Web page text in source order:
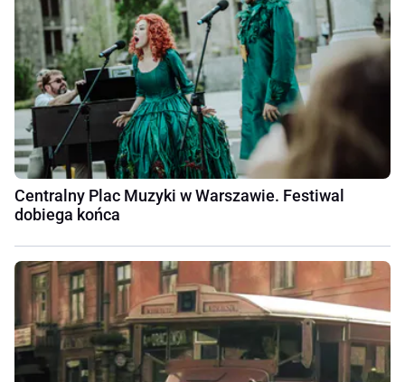
Centralny Plac Muzyki w Warszawie. Festiwal
dobiega końca